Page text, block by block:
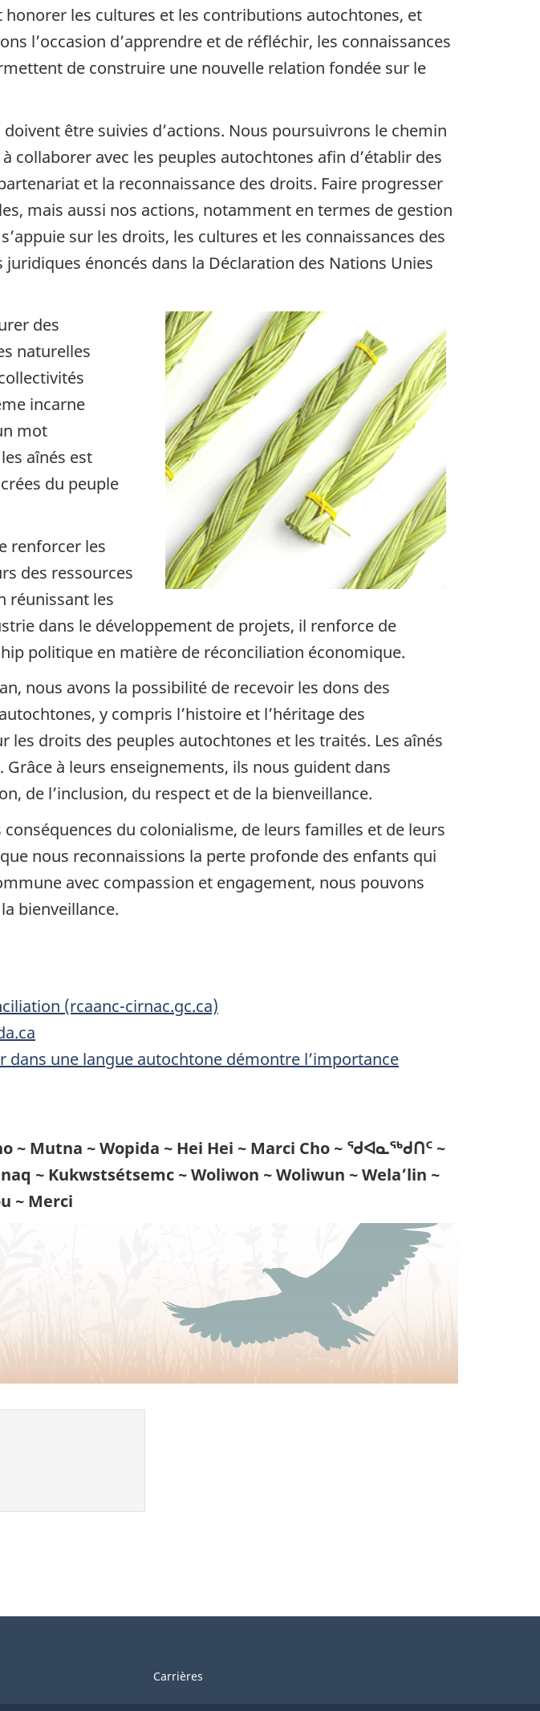
les cultures et les contributions autochtones, et
l’occasion d’apprendre et de réfléchir, les connaissances
de construire une nouvelle relation fondée sur le
être suivies d’actions. Nous poursuivrons le chemin
collaborer avec les peuples autochtones afin d’établir des
et la reconnaissance des droits. Faire progresser
mais aussi nos actions, notamment en termes de gestion
sur les droits, les cultures et les connaissances des
énoncés dans la Déclaration des Nations Unies
des
naturelles
incarne
mot
aînés est
du peuple
renforcer les
des ressources
réunissant les
dans le développement de projets, il renforce de
politique en matière de réconciliation économique.
nous avons la possibilité de recevoir les dons des
y compris l’histoire et l’héritage des
droits des peuples autochtones et les traités. Les aînés
à leurs enseignements, ils nous guident dans
de l’inclusion, du respect et de la bienveillance.
du colonialisme, de leurs familles et de leurs
nous reconnaissions la perte profonde des enfants qui
avec compassion et engagement, nous pouvons
bienveillance.
(rcaanc-cirnac.gc.ca)
une langue autochtone démontre l’importance
~ Mutna ~ Wopida ~ Hei Hei ~ Marci Cho ~ ᖁᐊᓇᖅᑯᑎᑦ ~
~ Kukwstsétsemc ~ Woliwon ~ Woliwun ~ Wela’lin ~
~ Merci
Carrières